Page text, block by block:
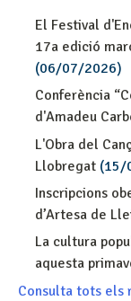
El Festival
17a edició
(06/07/2026)
Conferència
d'Amadeu
L'Obra del
Llobregat (15/
Inscripcions
d’Artesa de
La cultura
aquesta
Consulta tots els